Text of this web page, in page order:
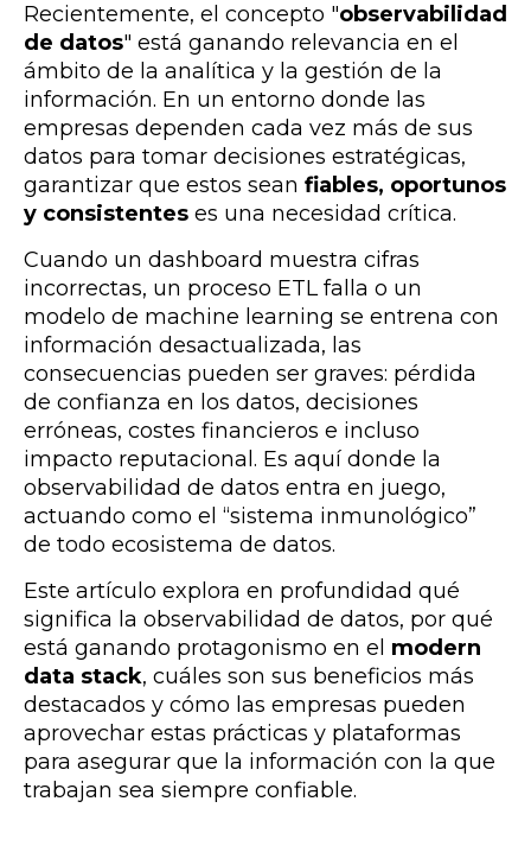
Recientemente, el concepto "observabilidad
de datos" está ganando relevancia en el
ámbito de la analítica y la gestión de la
información. En un entorno donde las
empresas dependen cada vez más de sus
datos para tomar decisiones estratégicas,
garantizar que estos sean fiables, oportunos
y consistentes es una necesidad crítica.
Cuando un dashboard muestra cifras
incorrectas, un proceso ETL falla o un
modelo de machine learning se entrena con
información desactualizada, las
consecuencias pueden ser graves: pérdida
de confianza en los datos, decisiones
erróneas, costes financieros e incluso
impacto reputacional. Es aquí donde la
observabilidad de datos entra en juego,
actuando como el “sistema inmunológico”
de todo ecosistema de datos.
Este artículo explora en profundidad qué
significa la observabilidad de datos, por qué
está ganando protagonismo en el modern
data stack, cuáles son sus beneficios más
destacados y cómo las empresas pueden
aprovechar estas prácticas y plataformas
para asegurar que la información con la que
trabajan sea siempre confiable.